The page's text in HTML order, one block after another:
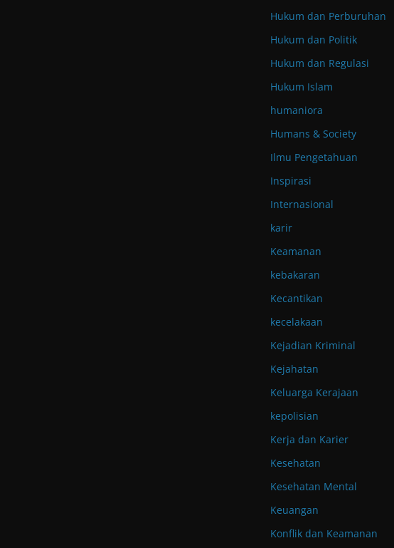
Hukum dan Perburuhan
Hukum dan Politik
Hukum dan Regulasi
Hukum Islam
humaniora
Humans & Society
Ilmu Pengetahuan
Inspirasi
Internasional
karir
Keamanan
kebakaran
Kecantikan
kecelakaan
Kejadian Kriminal
Kejahatan
Keluarga Kerajaan
kepolisian
Kerja dan Karier
Kesehatan
Kesehatan Mental
Keuangan
Konflik dan Keamanan